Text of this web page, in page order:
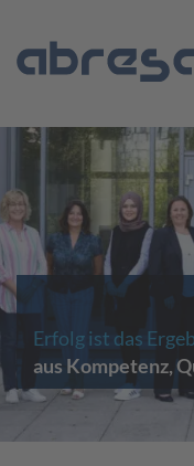
Erfolg ist das
aus Kompetenz,